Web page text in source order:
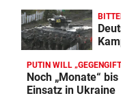
PUTIN WILL
Noch „Monate“
Einsatz in Ukraine